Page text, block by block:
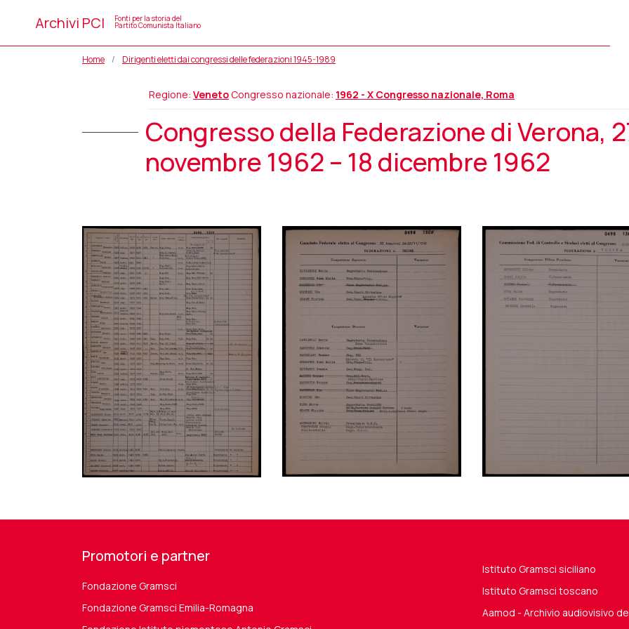
Archivi PCI Fonti per la storia del
Partito Comunista Italiano
Home Dirigenti eletti dai congressi delle federazioni 1945-1989
Regione: VenetoCongresso nazionale: 1962 - X Congresso nazionale, Roma
Congresso della Federazione di Verona,
novembre 1962 – 18 dicembre 1962
Promotori e partner
Fondazione Gramsci
Fondazione Gramsci Emilia-Romagna
Istituto Gramsci siciliano
Istituto Gramsci toscano
Aamod - Archivio audiovisivo